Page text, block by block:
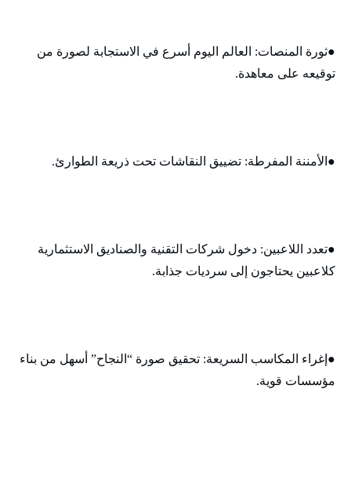
●ثورة المنصات: العالم اليوم أسرع في الاستجابة لصورة من
توقيعه على معاهدة.
●الأمننة المفرطة: تضييق النقاشات تحت ذريعة الطوارئ.
●تعدد اللاعبين: دخول شركات التقنية والصناديق الاستثمارية
كلاعبين يحتاجون إلى سرديات جذابة.
●إغراء المكاسب السريعة: تحقيق صورة “النجاح” أسهل من بناء
مؤسسات قوية.